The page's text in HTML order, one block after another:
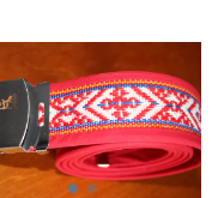
Ikke på lager